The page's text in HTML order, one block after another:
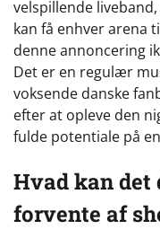
velspillende
kan få enhver arena
denne annoncering
Det er en regulær
voksende danske
efter at opleve den
fulde potentiale på
Hvad kan
forvente af